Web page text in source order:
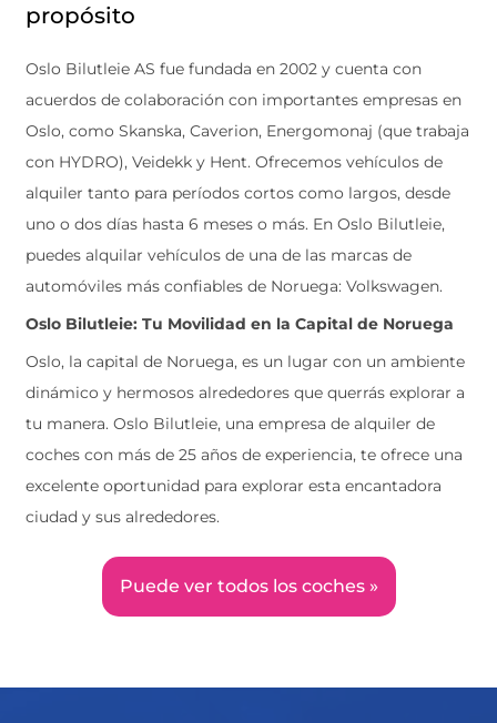
propósito
Oslo Bilutleie AS fue fundada en 2002 y cuenta con
acuerdos de colaboración con importantes empresas en
Oslo, como Skanska, Caverion, Energomonaj (que trabaja
con HYDRO), Veidekk y Hent. Ofrecemos vehículos de
alquiler tanto para períodos cortos como largos, desde
uno o dos días hasta 6 meses o más. En Oslo Bilutleie,
puedes alquilar vehículos de una de las marcas de
automóviles más confiables de Noruega: Volkswagen.
Oslo Bilutleie: Tu Movilidad en la Capital de Noruega
Oslo, la capital de Noruega, es un lugar con un ambiente
dinámico y hermosos alrededores que querrás explorar a
tu manera. Oslo Bilutleie, una empresa de alquiler de
coches con más de 25 años de experiencia, te ofrece una
excelente oportunidad para explorar esta encantadora
ciudad y sus alrededores.
Puede ver todos los coches »